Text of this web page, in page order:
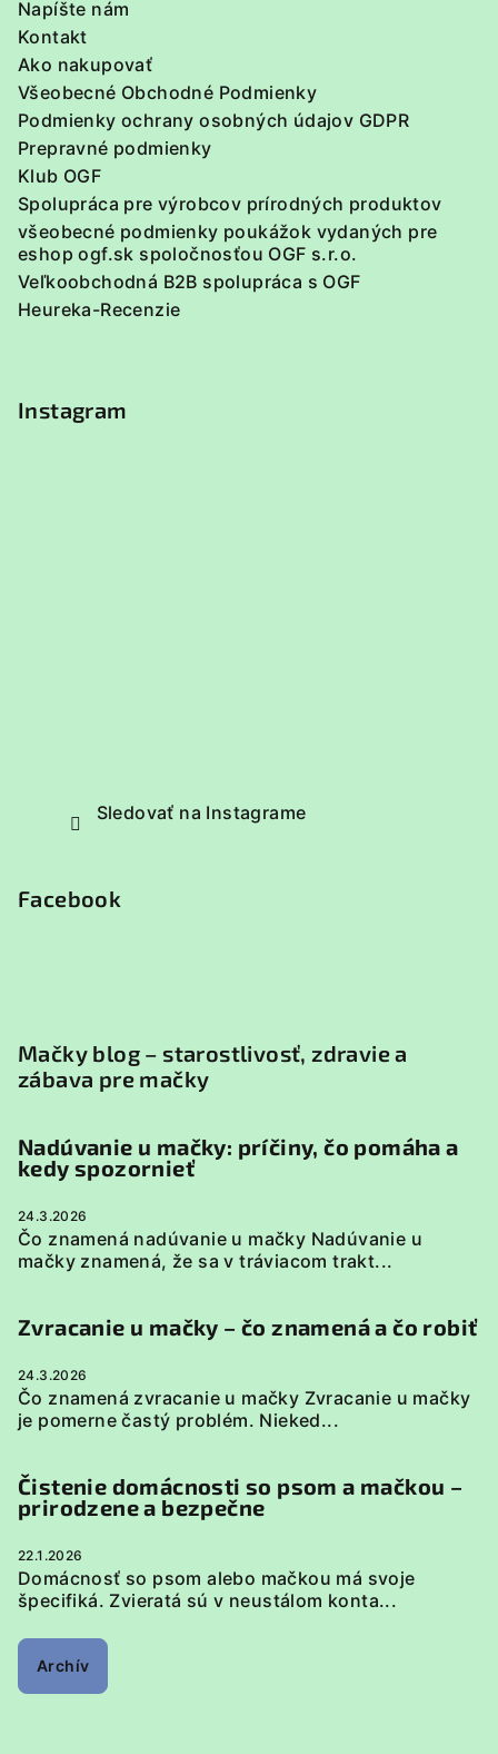
Napíšte nám
Kontakt
Ako nakupovať
Všeobecné Obchodné Podmienky
Podmienky ochrany osobných údajov GDPR
Prepravné podmienky
Klub OGF
Spolupráca pre výrobcov prírodných produktov
všeobecné podmienky poukážok vydaných pre
eshop ogf.sk spoločnosťou OGF s.r.o.
Veľkoobchodná B2B spolupráca s OGF
Heureka-Recenzie
Instagram
Sledovať na Instagrame
Facebook
Mačky blog – starostlivosť, zdravie a
zábava pre mačky
Nadúvanie u mačky: príčiny, čo pomáha a
kedy spozornieť
24.3.2026
Čo znamená nadúvanie u mačky Nadúvanie u
mačky znamená, že sa v tráviacom trakt...
Zvracanie u mačky – čo znamená a čo robiť
24.3.2026
Čo znamená zvracanie u mačky Zvracanie u mačky
je pomerne častý problém. Nieked...
Čistenie domácnosti so psom a mačkou –
prirodzene a bezpečne
22.1.2026
Domácnosť so psom alebo mačkou má svoje
špecifiká. Zvieratá sú v neustálom konta...
Archív